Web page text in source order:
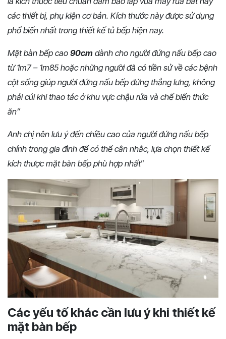
các thiết bị, phụ kiện cơ bản. Kích thước này được sử dụng
phổ biến nhất trong thiết kế tủ bếp hiện nay.
Mặt bàn bếp cao 90cm dành cho người đứng nấu bếp cao
từ 1m7 – 1m85 hoặc những người đã có tiền sử về các bệnh
cột sống giúp người đứng nấu bếp đứng thẳng lưng, không
phải cúi khi thao tác ở khu vực chậu rửa và chế biến thức
ăn”
Anh chị nên lưu ý đến chiều cao của người đứng nấu bếp
chính trong gia đình để có thể cân nhắc, lựa chọn thiết kế
kích thược mặt bàn bếp phù hợp nhất”
Các yếu tố khác cần lưu ý khi thiết kế
mặt bàn bếp